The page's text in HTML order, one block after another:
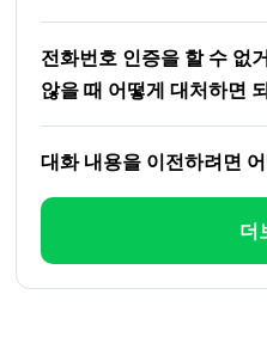
전화번호 인증을 할 수 없
않을 때 어떻게 대처하면
대화 내용을 이전하려면
더